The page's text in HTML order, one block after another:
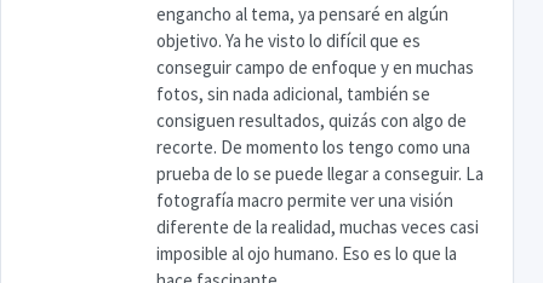
engancho al tema, ya pensaré en algún
objetivo. Ya he visto lo difícil que es
conseguir campo de enfoque y en muchas
fotos, sin nada adicional, también se
consiguen resultados, quizás con algo de
recorte. De momento los tengo como una
prueba de lo se puede llegar a conseguir. La
fotografía macro permite ver una visión
diferente de la realidad, muchas veces casi
imposible al ojo humano. Eso es lo que la